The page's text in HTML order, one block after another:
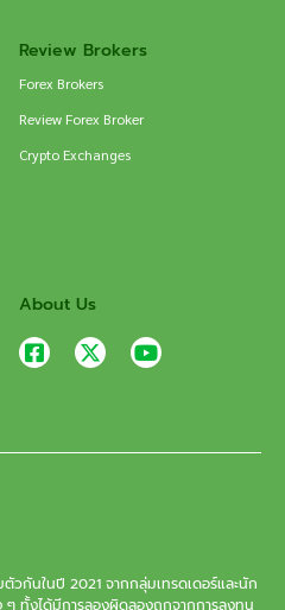
Review Brokers
Forex Brokers
Review Forex Broker
Crypto Exchanges
About Us
วกันในปี 2021 จากกลุ่มเทรดเดอร์และนัก
ทั้งได้มีการลองผิดลองถูกจากการลงทุน